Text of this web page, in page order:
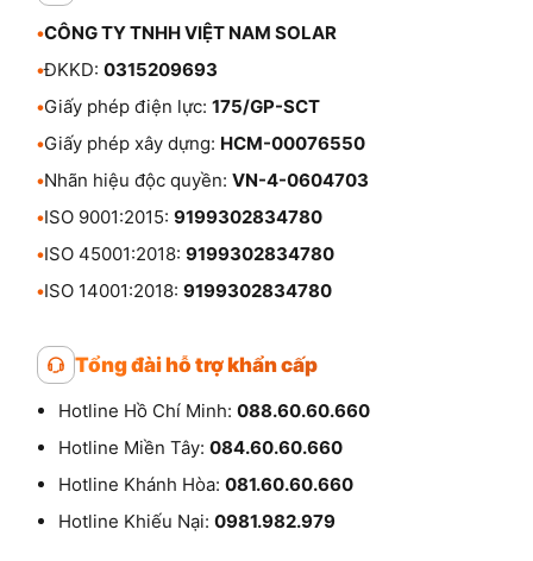
•CÔNG TY TNHH VIỆT NAM SOLAR
•ĐKKD: 0315209693
•Giấy phép điện lực: 175/GP-SCT
•Giấy phép xây dựng: HCM-00076550
•Nhãn hiệu độc quyền: VN-4-0604703
•ISO 9001:2015: 9199302834780
•ISO 45001:2018: 9199302834780
•ISO 14001:2018: 9199302834780
Tổng đài hỗ trợ khẩn cấp
Hotline Hồ Chí Minh: 088.60.60.660
Hotline Miền Tây: 084.60.60.660
Hotline Khánh Hòa: 081.60.60.660
Hotline Khiếu Nại: 0981.982.979